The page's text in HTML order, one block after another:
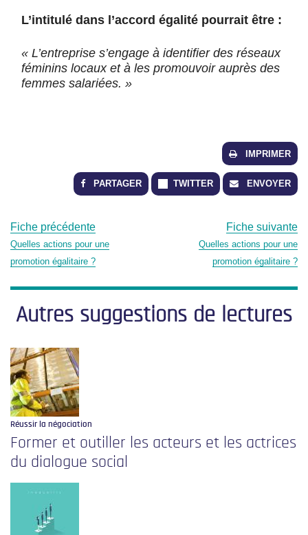
L’intitulé dans l’accord égalité pourrait être :
« L’entreprise s’engage à identifier des réseaux
féminins locaux et à les promouvoir auprès des
femmes salariées. »
IMPRIMER
PARTAGER TWITTER ENVOYER
Fiche précédente
Quelles actions pour une
promotion égalitaire ?
Fiche suivante
Quelles actions pour une
promotion égalitaire ?
Autres suggestions de lectures
Réussir la négociation
Former et outiller les acteurs et les actrices
du dialogue social